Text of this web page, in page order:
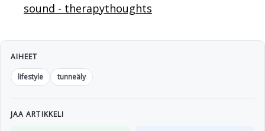
sound - therapythoughts
AIHEET
lifestyle
tunneäly
JAA ARTIKKELI